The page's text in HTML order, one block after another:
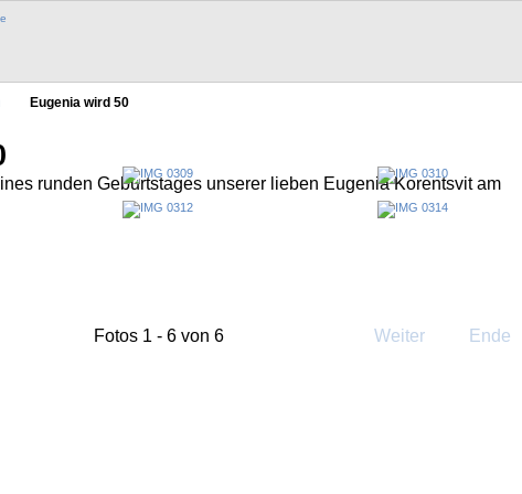
Eugenia wird 50
runden Geburtstages unserer lieben Eugenia Korentsvit am
Fotos 1 - 6 von 6 Weiter Ende